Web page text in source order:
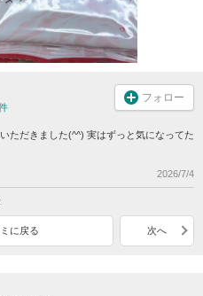
フォロー
ただきました(^^) 実はずっと気になってた
2026/7/4
に戻る 次へ